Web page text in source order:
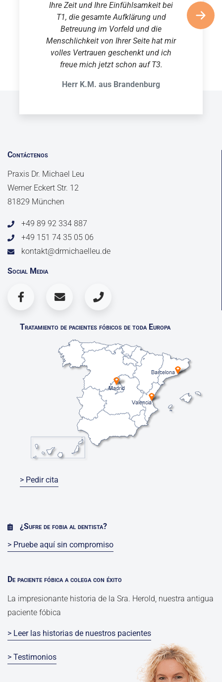
Ihre Zeit und Ihre Einfühlsamkeit bei
T1, die gesamte Aufklärung und
Betreuung im Vorfeld und die
Menschlichkeit von Ihrer Seite hat mir
volles Vertrauen geschenkt und ich
freue mich jetzt schon auf T3.
Herr K.M. aus Brandenburg
Contáctenos
Praxis Dr. Michael Leu
Werner Eckert Str. 12
81829 München
+49 89 92 334 887
+49 151 74 35 05 06
kontakt@drmichaelleu.de
Social Media
Tratamiento de pacientes fóbicos de toda Europa
> Pedir cita
¿Sufre de fobia al dentista?
> Pruebe aquí sin compromiso
De paciente fóbica a colega con éxito
La impresionante historia de la Sra. Herold, nuestra antigua
paciente fóbica
> Leer las historias de nuestros pacientes
> Testimonios